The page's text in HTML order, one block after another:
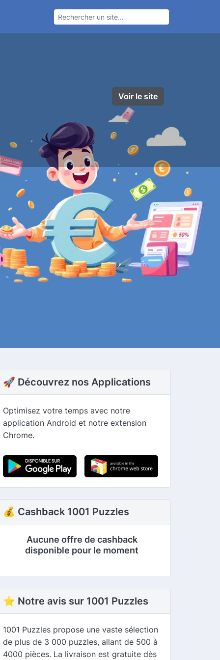
Voir le site
🚀 Découvrez nos Applications
Optimisez votre temps avec notre
application Android et notre extension
Chrome.
💰 Cashback 1001 Puzzles
Aucune offre de cashback
disponible pour le moment
⭐ Notre avis sur 1001 Puzzles
1001 Puzzles propose une vaste sélection
de plus de 3 000 puzzles, allant de 500 à
4000 pièces. La livraison est gratuite dès